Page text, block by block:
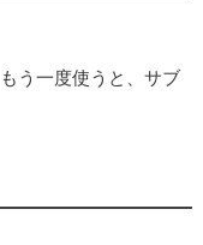
う一度使うと、サブ